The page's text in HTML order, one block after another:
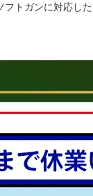
トガンに対応し